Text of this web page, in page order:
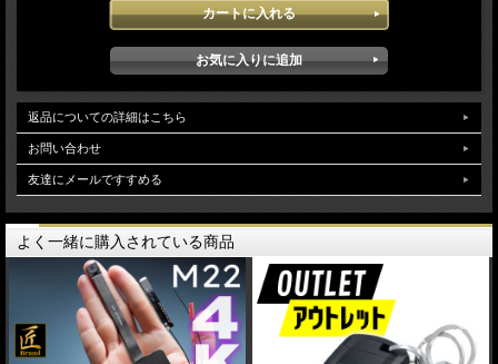
返品についての詳細はこちら
お問い合わせ
友達にメールですすめる
よく一緒に購入されている商品